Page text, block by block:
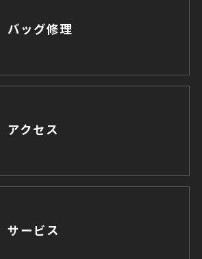
バッグ修理
アクセス
サービス